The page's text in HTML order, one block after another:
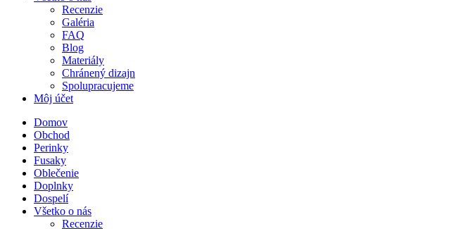
Recenzie
Galéria
FAQ
Blog
Materiály
Chránený dizajn
Spolupracujeme
Môj účet
Domov
Obchod
Perinky
Fusaky
Oblečenie
Doplnky
Dospelí
Všetko o nás
Recenzie